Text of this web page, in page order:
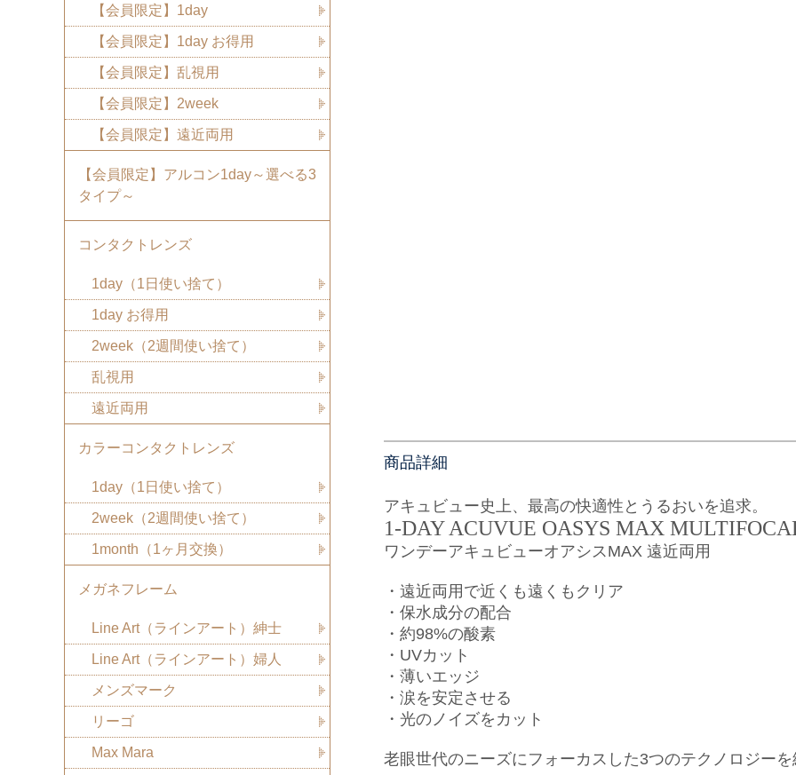
商品詳細
アキュビュー史上、最高の快適性とうるおいを追求。
1-DAY ACUVUE OASYS MAX
ワンデーアキュビューオアシスMAX 遠近両用
・遠近両用で近くも遠くもクリア
・保水成分の配合
・約98%の酸素
・UVカット
・薄いエッジ
・涙を安定させる
・光のノイズをカット
老眼世代のニーズにフォーカスした3つのテクノロジーを
【会員限定】1day
【会員限定】1day お得用
【会員限定】乱視用
【会員限定】2week
【会員限定】遠近両用
【会員限定】アルコン1day～選べる3
タイプ～
コンタクトレンズ
1day（1日使い捨て）
1day お得用
2week（2週間使い捨て）
乱視用
遠近両用
カラーコンタクトレンズ
1day（1日使い捨て）
2week（2週間使い捨て）
1month（1ヶ月交換）
メガネフレーム
Line Art（ラインアート）紳士
Line Art（ラインアート）婦人
メンズマーク
リーゴ
Max Mara